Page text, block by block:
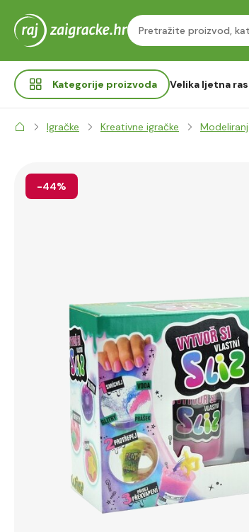
Kategorije proizvoda Velika ljetna
Igračke Kreativne igračke
-44%